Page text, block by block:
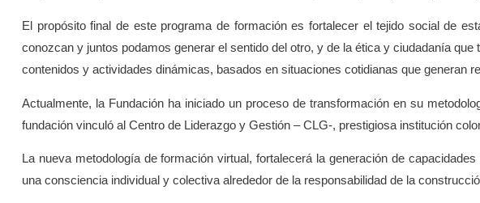
El propósito final de este programa de formación es fortalecer el tejido social de
conozcan y juntos podamos generar el sentido del otro, y de la ética y ciudadanía
contenidos y actividades dinámicas, basados en situaciones cotidianas que generan
Actualmente, la Fundación ha iniciado un proceso de transformación en su
fundación vinculó al Centro de Liderazgo y Gestión – CLG-, prestigiosa institución
La nueva metodología de formación virtual, fortalecerá la generación de
una consciencia individual y colectiva alrededor de la responsabilidad de la